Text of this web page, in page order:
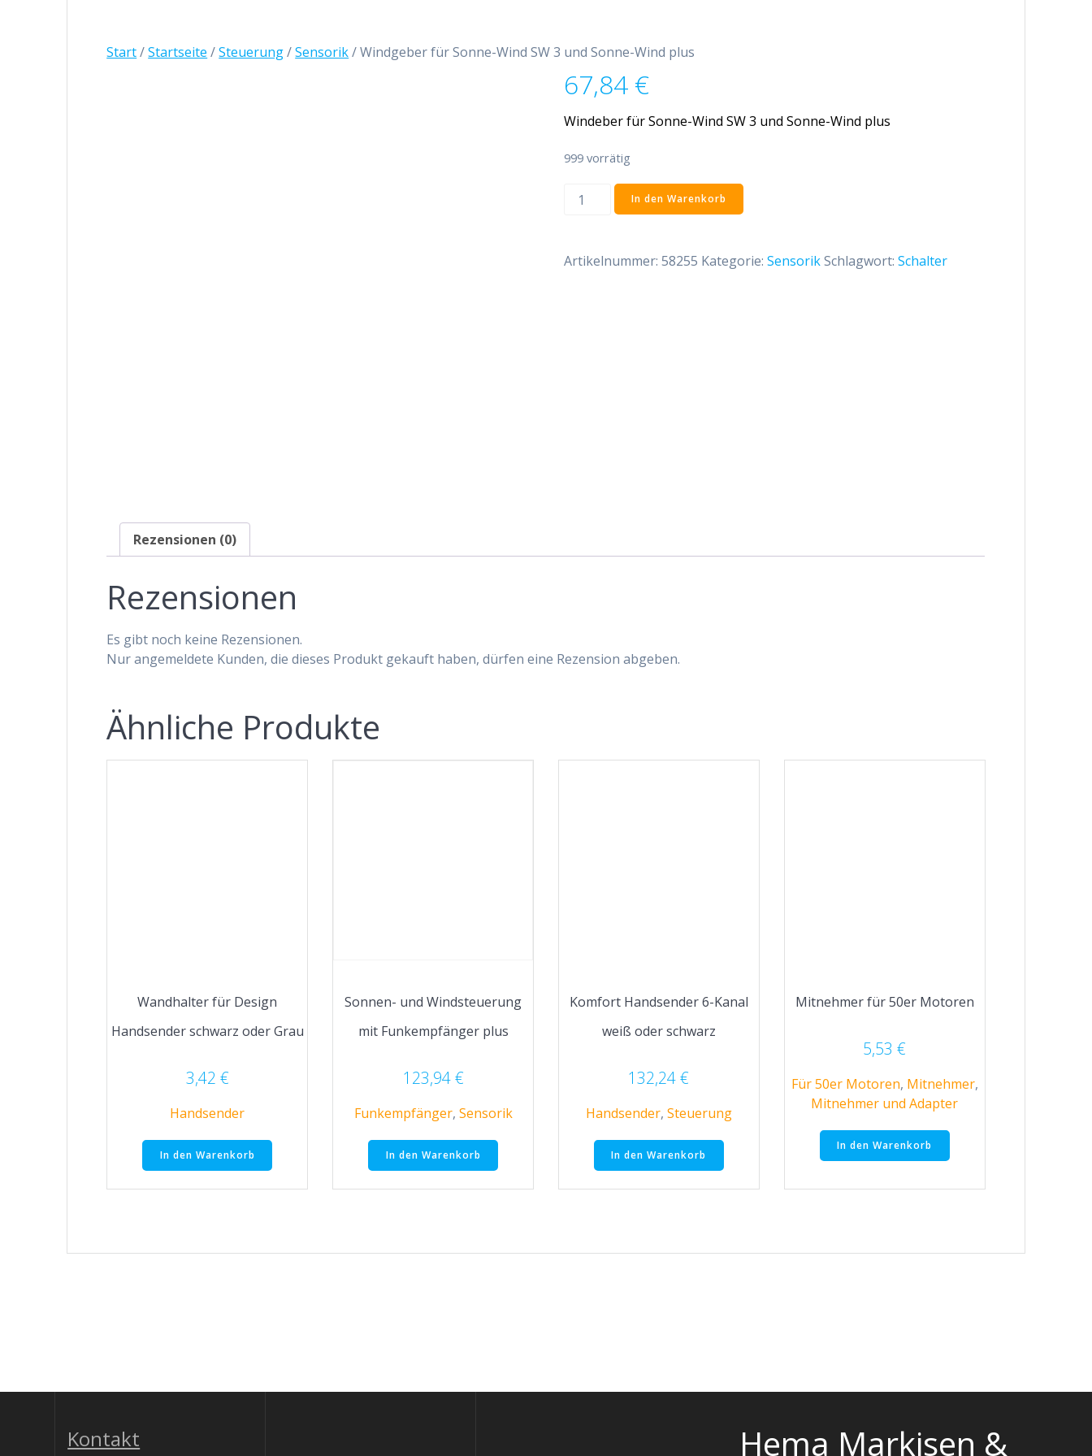
Start/Startseite /Steuerung/Sensorik/ Windgeber für Sonne-Wind SW 3 und Sonne-Wind plus
67,84 €
Windeber für Sonne-Wind SW 3 und Sonne-Wind plus
999 vorrätig
Windgeber
SW
In den Warenkorb
Artikelnummer: 58255 Kategorie: SensorikSchlagwort: Schalter
Rezensionen (0)
Rezensionen
Es gibt noch keine Rezensionen.
Nur angemeldete Kunden, die dieses Produkt gekauft haben, dürfen eine Rezension abgeben.
Ähnliche Produkte
Wandhalter für Design
Handsender schwarz oder Grau
3,42 €
Handsender
In den Warenkorb
Sonnen- und Windsteuerung
mit Funkempfänger plus
123,94€
Funkempfänger, Sensorik
In den Warenkorb
Komfort Handsender 6-Kanal
weiß oder schwarz
132,24€
Handsender, Steuerung
In den Warenkorb
Mitnehmer für 50er Motoren
5,53€
Für 50er Motoren, Mitnehmer,
Mitnehmer und Adapter
In den Warenkorb
Kontakt Hema Markisen &